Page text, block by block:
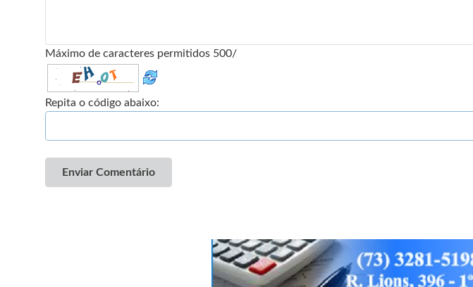
Máximo de caracteres permitidos 500/
Repita o código abaixo:
Enviar Comentário